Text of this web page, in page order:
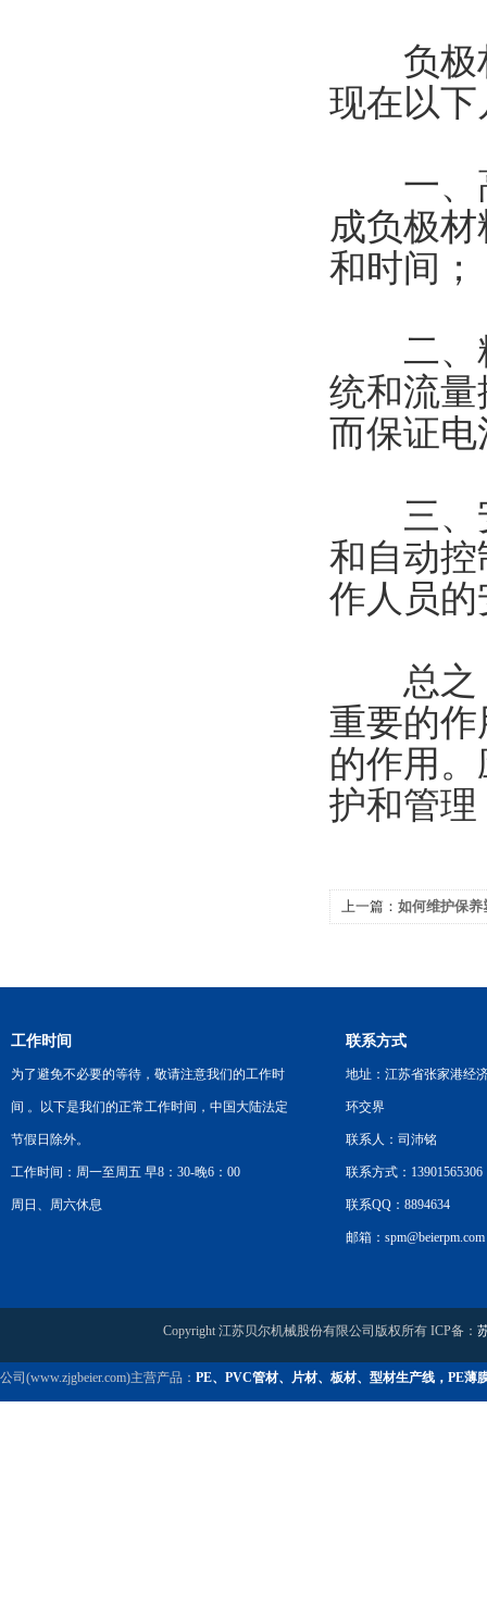
负极材
现在以
一、高
成负极
和时间；
二、精
统和流
而保证
三、安
和自动
作人员的
总之，
重要的
的作用
护和管
上一篇： 如何维护保养
工作时间
为了避免不必要的等待，敬请注意我们的工作时
间 。以下是我们的正常工作时间，中国大陆法定
节假日除外。
工作时间：周一至周五 早8：30-晚6：00
周日、周六休息
联系方式
地址：江苏省张家港经
环交界
联系人：司沛铭
联系方式：13901565306
联系QQ：8894634
邮箱：spm@beierpm.com
Copyright 江苏贝尔机械股份有限公司版权所有 ICP备：
公司(www.zjgbeier.com)主营产品： PE、PVC管材、片材、板材、型材生产线，PE薄